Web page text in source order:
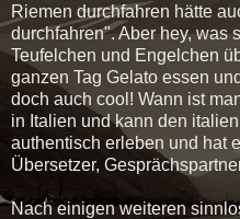
Riemen durchfahren hätte
durchfahren". Aber hey, was
Teufelchen und Engelchen
ganzen Tag Gelato essen
doch auch cool! Wann ist
in Italien und kann den
authentisch erleben und hat
Übersetzer,
Nach einigen weiteren